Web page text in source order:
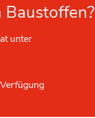
Baustoffen?
unter